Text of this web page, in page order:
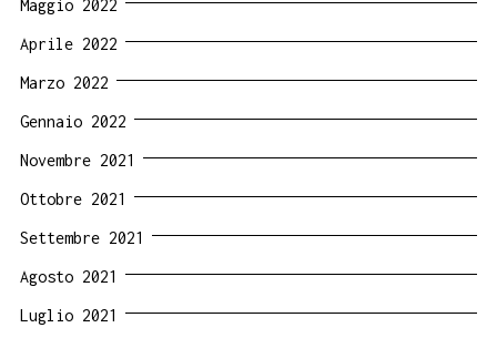
Maggio 2022
Aprile 2022
Marzo 2022
Gennaio 2022
Novembre 2021
Ottobre 2021
Settembre 2021
Agosto 2021
Luglio 2021